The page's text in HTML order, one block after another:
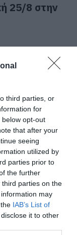
third parties, or
for
opt-out
that after your
seeing
utilized by
parties prior to
the further
parties on the
may
IAB’s List of
it to other
25/8 στην